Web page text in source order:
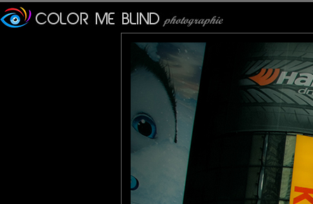
ElGringo: 12/10/2011
Superbe photo, à main levée ou avec un pied ?
: 12/10/2011
Et par chance nous avons la photo pour l'arrêter un peu - bien